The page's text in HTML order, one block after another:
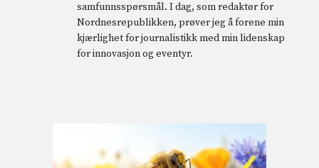
samfunnsspørsmål. I dag, som redaktør for
Nordnesrepublikken, prøver jeg å forene min
kjærlighet for journalistikk med min lidenskap
for innovasjon og eventyr.